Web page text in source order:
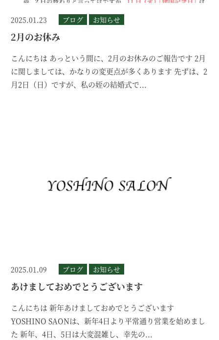
2025.01.23 ブログ お知らせ
2月のお休み
こんにちは あっという間に、2月のお休みのご報告です 2月
に関しましては、かなりの変更点が多くあります 先ずは、2
月2日（日）ですが、私の姪の結婚式で...
2025.01.09 ブログ お知らせ
あけましておめでとうございます
こんにちは 新年あけましておめでとうございます
YOSHINO SAONは、新年4日より平常通り営業を始めまし
た 新年、4日、5日は大変混雑し、幸先の...